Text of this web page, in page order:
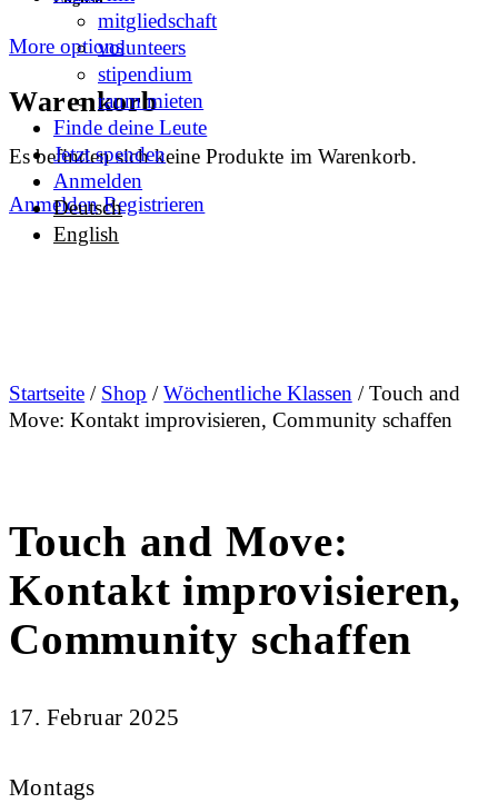
More options
Warenkorb
Es befinden sich keine Produkte im Warenkorb.
Anmelden Registrieren
mitgliedschaft
volunteers
stipendium
raum mieten
Finde deine Leute
Jetzt spenden
Anmelden
Deutsch
English
Startseite / Shop /Wöchentliche Klassen/ Touch and
Move: Kontakt improvisieren, Community schaffen
Touch and Move:
Kontakt improvisieren,
Community schaffen
17. Februar 2025
Montags